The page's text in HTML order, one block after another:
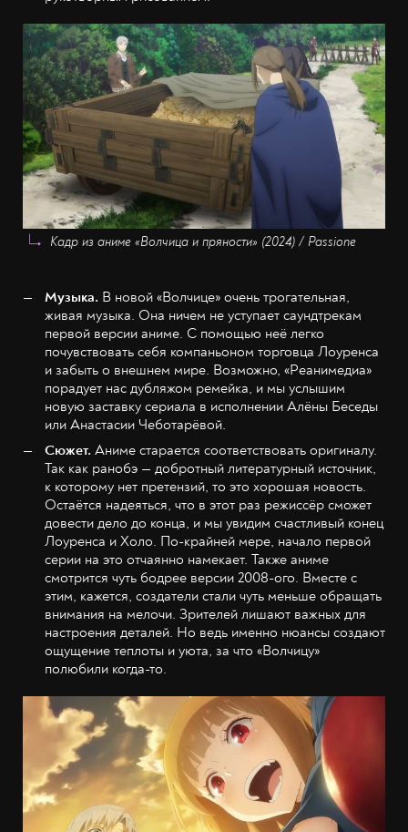
Кадр из аниме «Волчица и пряности» (2024) / Passione
Музыка. В новой «Волчице» очень трогательная,
живая музыка. Она ничем не уступает саундтрекам
первой версии аниме. С помощью неё легко
почувствовать себя компаньоном торговца Лоуренса
и забыть о внешнем мире. Возможно, «Реанимедиа»
порадует нас дубляжом ремейка, и мы услышим
новую заставку сериала в исполнении Алёны Беседы
или Анастасии Чеботарёвой.
Сюжет. Аниме старается соответствовать оригиналу.
Так как ранобэ — добротный литературный источник,
к которому нет претензий, то это хорошая новость.
Остаётся надеяться, что в этот раз режиссёр сможет
довести дело до конца, и мы увидим счастливый конец
Лоуренса и Холо. По-крайней мере, начало первой
серии на это отчаянно намекает. Также аниме
смотрится чуть бодрее версии 2008-ого. Вместе с
этим, кажется, создатели стали чуть меньше обращать
внимания на мелочи. Зрителей лишают важных для
настроения деталей. Но ведь именно нюансы создают
ощущение теплоты и уюта, за что «Волчицу»
полюбили когда-то.